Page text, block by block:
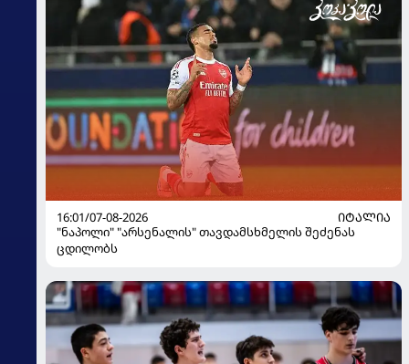
16:01/07-08-2026
ᲘᲢᲐᲚᲘᲐ
"ნაპოლი" "არსენალის" თავდამსხმელის შეძენას
ცდილობს